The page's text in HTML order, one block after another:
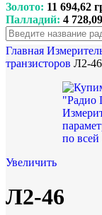
Золото: 11 694,62
Палладий: 4
Главная
транзисторов Л2-46
Увеличить
Л2-46